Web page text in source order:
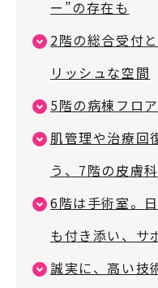
ー”の存在も
2階の総合受付
リッシュな空間
5階の病棟フロ
肌管理や治療回
う、7階の皮膚
6階は手術室。
も付き添い、サ
誠実に、高い技